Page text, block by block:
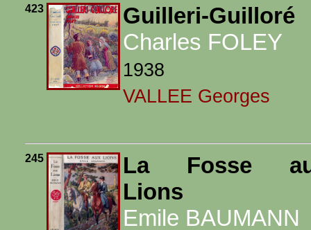
423
Guilleri-Guilloré
Charles FOLEY
1938
VALLEE Georges
245
La Fosse
Lions
Emile BAUMANN